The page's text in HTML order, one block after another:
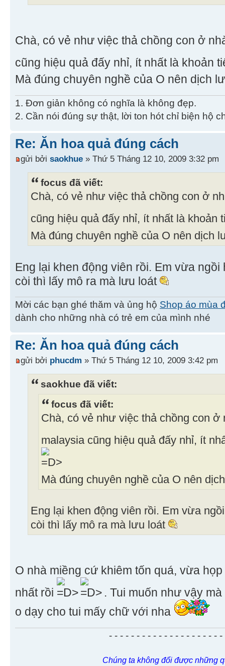
Chà, có vẻ như việc thả chồng con ở
cũng hiệu quả đấy nhỉ, ít nhất là khoản
Mà đúng chuyên nghề của O nên dịch
1. Đơn giản không có nghĩa là không đẹp.
2. Cần nói đúng sự thật, lời ton hót chỉ biện hộ
Re: Ăn hoa quả đúng cách
gửi bởi saokhue » Thứ 5 Tháng 12 10, 2009 3:32 pm
focus đã viết:
Chà, có vẻ như việc thả chồng con ở
cũng hiệu quả đấy nhỉ, ít nhất là khoản
Mà đúng chuyên nghề của O nên dịch
Eng lại khen động viên rồi. Em vừa
còi thì lấy mô ra mà lưu loát
Mời các bạn ghé thăm và ủng hộ Shop áo mùa
dành cho những nhà có trẻ em của mình nhé
Re: Ăn hoa quả đúng cách
gửi bởi phucdm » Thứ 5 Tháng 12 10, 2009 3:42 pm
saokhue đã viết:
focus đã viết:
Chà, có vẻ như việc thả chồng con ở
malaysia cũng hiệu quả đấy nhỉ, ít
Mà đúng chuyên nghề của O nên
Eng lại khen động viên rồi. Em vừa
còi thì lấy mô ra mà lưu loát
O nhà miềng cứ khiêm tốn quá, vừa
nhất rồi
. Tui muốn như vậy
o dạy cho tui mấy chữ với nha
- - - - - - - - - - - - - - - - - - - -
Chúng ta không đổi được những